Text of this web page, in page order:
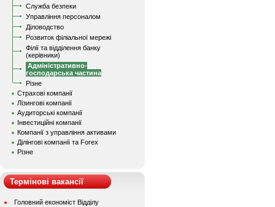
Служба безпеки
Управління персоналом
Діловодство
Розвиток філіальної мережі
Філії та відділення банку
(керівники)
Адміністративно-
господарська частина
Різне
Страхові компанії
Лізингові компанії
Аудиторські компанії
Інвестиційні компанії
Компанії з управління активами
Ділінгові компанії та Forex
Різне
Термінові вакансії
Головний економіст Відділу